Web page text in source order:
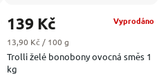
Trolli želé bonobony ovocná směs 1
kg
Vyprodáno
139 Kč
Měrná cena:
13,90 Kč / 100 g